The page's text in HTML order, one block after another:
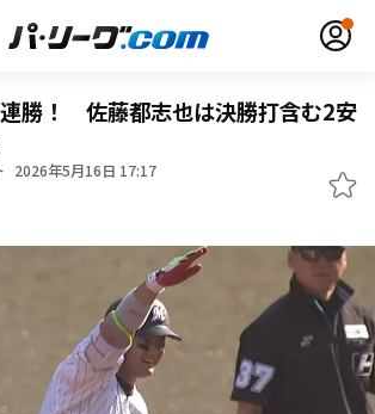
勝！ 佐藤都志也は決勝打含む2安
2026年5月16日 17:17